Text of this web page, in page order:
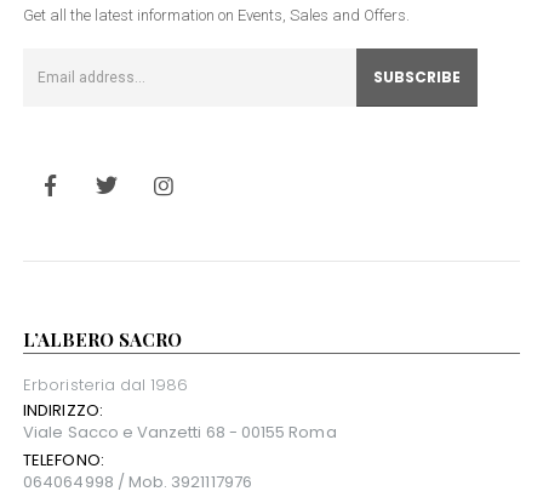
Get all the latest information on Events, Sales and Offers.
L’ALBERO SACRO
Erboristeria dal 1986
INDIRIZZO:
Viale Sacco e Vanzetti 68 - 00155 Roma
TELEFONO:
064064998 / Mob. 3921117976